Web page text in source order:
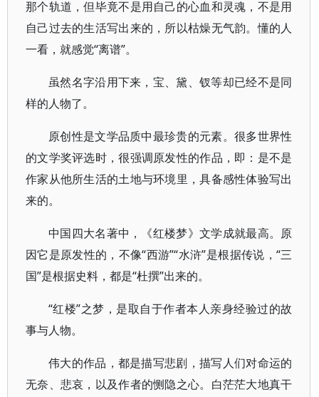
那个轨道，但毕竟不是用自己的心血和灵魂，不是用
自己过去的生活写出来的，所以枯燥无气韵。懂的人
一看，就感觉“离谱”。
虽然名字沿用下来，宝、黛、钗等却已经不是同
样的人物了。
原创性是文学品质中最珍贵的元素。很多世界性
的文学奖评选时，很强调原发性的作品，即：是不是
作家从他所生活的土地与环境里，具备感性体验写出
来的。
中国四大名著中，《红楼梦》文学成就最高。原
因它是原发性的，不像“西游”“水浒”是根据传说，“三
国”是根据史料，都是“杜撰”出来的。
“红楼”之梦，是取自于作者本人亲身经验过的故
事与人物。
伟大的作品，都是描写悲剧，描写人们对命运的
无奈、悲哀，以及作者的恻隐之心。白茫茫大地真干